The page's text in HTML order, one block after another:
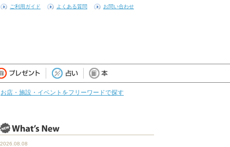
ご利用ガイド よくある質問 お問い合わせ
お店・施設・イベントをフリーワードで探す
2026.08.08